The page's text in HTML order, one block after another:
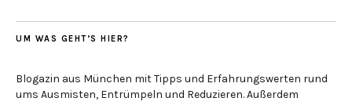
UM WAS GEHT’S HIER?
Blogazin aus München mit Tipps und Erfahrungswerten rund
ums Ausmisten, Entrümpeln und Reduzieren. Außerdem